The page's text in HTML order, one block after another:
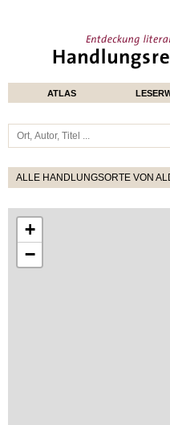
ATLAS
ALLE HANDLUNGSORTE VON
+
−